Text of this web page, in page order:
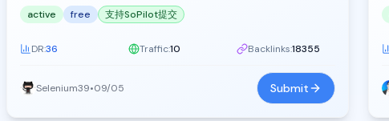
active
free 支持SoPilot提交
DR:36 Traffic:10 Backlinks:18355
Selenium39•09/05 Submit